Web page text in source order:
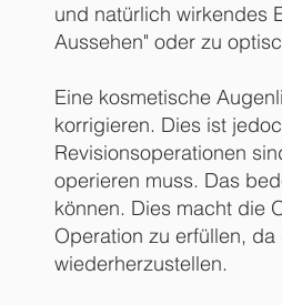
und natürlich wirkendes
Aussehen" oder zu
Eine kosmetische
korrigieren. Dies ist
Revisionsoperationen
operieren muss. Das
können. Dies macht die
Operation zu erfüllen,
wiederherzustellen.